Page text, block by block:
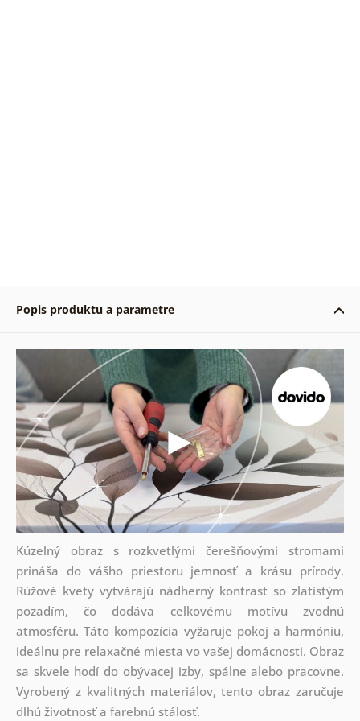
Popis produktu a parametre
Kúzelný obraz s rozkvetlými čerešňovými stromami
prináša do vášho priestoru jemnosť a krásu prírody.
Rúžové kvety vytvárajú nádherný kontrast so zlatistým
pozadím, čo dodáva celkovému motívu zvodnú
atmosféru. Táto kompozícia vyžaruje pokoj a harmóniu,
ideálnu pre relaxačné miesta vo vašej domácnosti. Obraz
sa skvele hodí do obývacej izby, spálne alebo pracovne.
Vyrobený z kvalitných materiálov, tento obraz zaručuje
dlhú životnosť a farebnú stálosť.